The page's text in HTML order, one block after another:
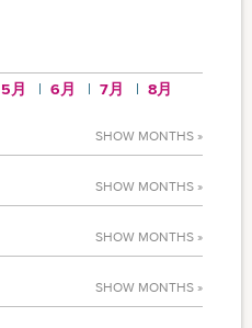
5月 6月 7月 8月
SHOW MONTHS »
SHOW MONTHS »
SHOW MONTHS »
SHOW MONTHS »